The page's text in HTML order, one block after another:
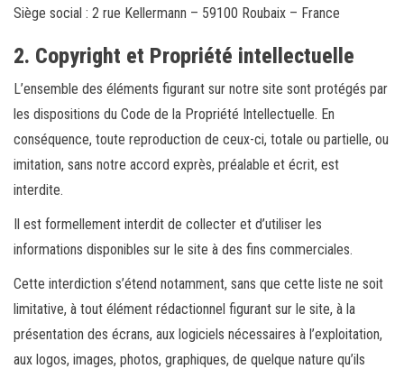
Siège social : 2 rue Kellermann – 59100 Roubaix – France
2. Copyright et Propriété intellectuelle
L’ensemble des éléments figurant sur notre site sont protégés par
les dispositions du Code de la Propriété Intellectuelle. En
conséquence, toute reproduction de ceux-ci, totale ou partielle, ou
imitation, sans notre accord exprès, préalable et écrit, est
interdite.
Il est formellement interdit de collecter et d’utiliser les
informations disponibles sur le site à des fins commerciales.
Cette interdiction s’étend notamment, sans que cette liste ne soit
limitative, à tout élément rédactionnel figurant sur le site, à la
présentation des écrans, aux logiciels nécessaires à l’exploitation,
aux logos, images, photos, graphiques, de quelque nature qu’ils